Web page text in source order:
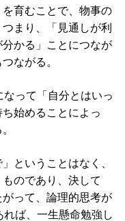
を育むことで、物事の
まり、「見通しが利
かる」ことにつなが
ながる。
って「自分とはいっ
始めることによっ
ということはなく、
のであり、決して
がって、論理的思考が
ば、一生懸命勉強し